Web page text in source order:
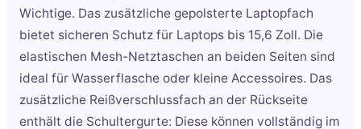
Wichtige. Das zusätzliche gepolsterte Laptopfach
bietet sicheren Schutz für Laptops bis 15,6 Zoll. Die
elastischen Mesh-Netztaschen an beiden Seiten sind
ideal für Wasserflasche oder kleine Accessoires. Das
zusätzliche Reißverschlussfach an der Rückseite
enthält die Schultergurte: Diese können vollständig im